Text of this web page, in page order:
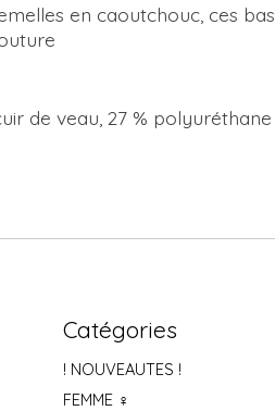
en caoutchouc, ces
de veau, 27 % polyuréthane
Catégories
! NOUVEAUTES !
FEMME ♀